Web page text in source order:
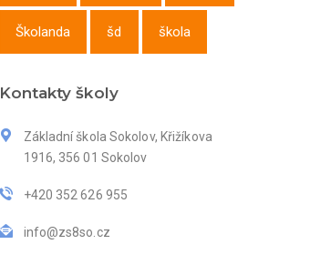
Školanda šd škola
Kontakty školy
Základní škola Sokolov, Křižíkova
1916, 356 01 Sokolov
+420 352 626 955
info@zs8so.cz